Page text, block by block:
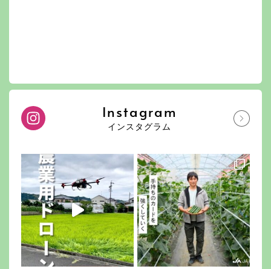
Instagram
インスタグラム